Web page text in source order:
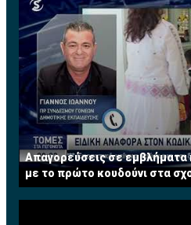
Απαγορεύσεις σε
με το πρώτο κουδούνι στα